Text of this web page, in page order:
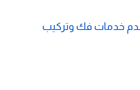
خدمات فك وتركيب